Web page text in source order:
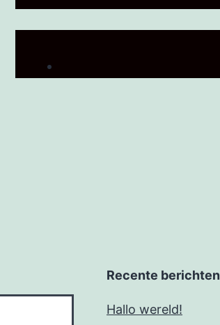
Recente berichten
Hallo wereld!